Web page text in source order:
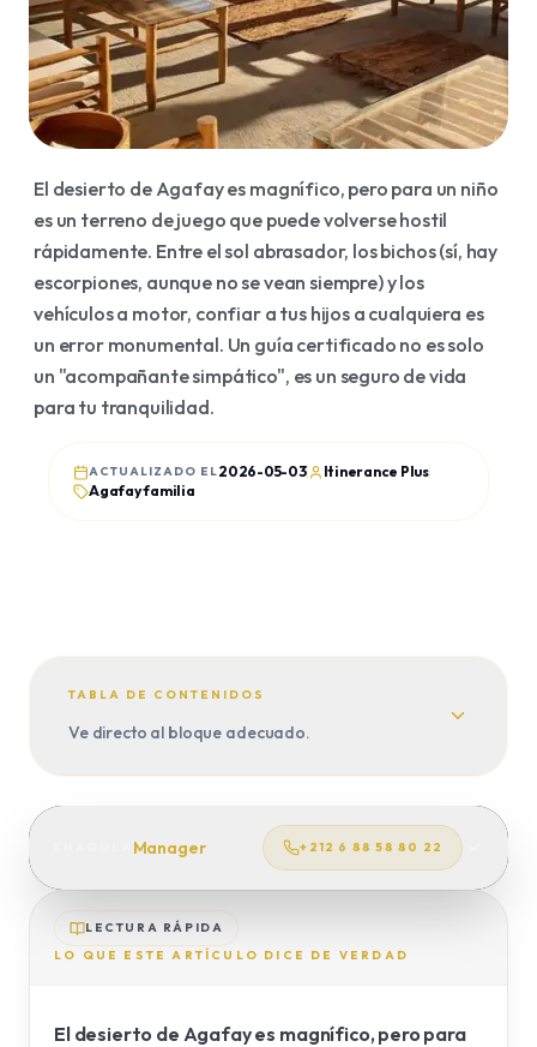
Viajes organizados
Traslados
Visado
Billetes de avión
Agafay
Essaouira
Merzouga
Ourika
Ouzoud
BLOG
Artículos
Guías
Historia
Opiniones
El desierto de Agafay es magnífico, pero para un niño
es un terreno de juego que puede volverse hostil
rápidamente. Entre el sol abrasador, los bichos (sí, hay
escorpiones, aunque no se vean siempre) y los
vehículos a motor, confiar a tus hijos a cualquiera es
un error monumental. Un guía certificado no es solo
un "acompañante simpático", es un seguro de vida
para tu tranquilidad.
ACTUALIZADO EL2026-05-03
Itinerance Plus
Agafay familia
TABLA DE CONTENIDOS
Ve directo al bloque adecuado.
Manager +212 6 88 58 80 22
LECTURA RÁPIDA
LO QUE ESTE ARTÍCULO DICE DE VERDAD
El desierto de Agafay es magnífico, pero para